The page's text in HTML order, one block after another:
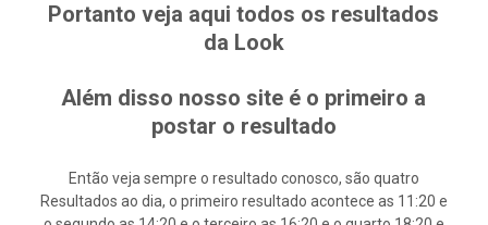
Portanto veja aqui todos os resultados
da Look
Além disso nosso site é o primeiro a
postar o resultado
Então veja sempre o resultado conosco, são quatro
Resultados ao dia, o primeiro resultado acontece as 11:20 e